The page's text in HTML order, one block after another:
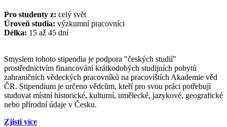
Pro studenty z: celý svět
Úroveň studia: výzkumní pracovníci
Délka: 15 až 45 dní
Smyslem tohoto stipendia je podpora "českých studií"
prostřednictvím financování krátkodobých studijních pobytů
zahraničních vědeckých pracovníků na pracovištích Akademie věd
ČR. Stipendium je určeno vědcům, kteří pro svou práci potřebují
studovat místní historické, kulturní, umělecké, jazykové, geografické
nebo přírodní údaje v Česku.
Zjisti více